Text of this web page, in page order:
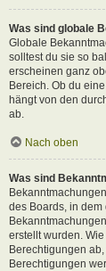
Was sind globale
Globale
solltest du sie so
erscheinen ganz
Bereich. Ob du
hängt von den
ab.
Nach oben
Was sind
des Boards, in dem
erstellt wurden.
Berechtigungen
Berechtigungen